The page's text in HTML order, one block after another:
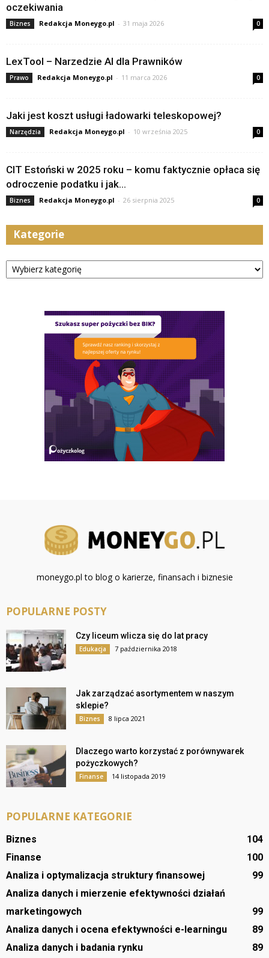
oczekiwania
Biznes Redakcja Moneygo.pl - 31 maja 2026 0
LexTool – Narzedzie AI dla Prawników
Prawo Redakcja Moneygo.pl - 11 marca 2026 0
Jaki jest koszt usługi ładowarki teleskopowej?
Narzędzia Redakcja Moneygo.pl - 10 września 2025 0
CIT Estoński w 2025 roku – komu faktycznie opłaca się
odroczenie podatku i jak...
Biznes Redakcja Moneygo.pl - 26 sierpnia 2025 0
Kategorie
Kategorie
moneygo.pl to blog o karierze, finansach i biznesie
POPULARNE POSTY
Czy liceum wlicza się do lat pracy
Edukacja 7 października 2018
Jak zarządzać asortymentem w naszym
sklepie?
Biznes 8 lipca 2021
Dlaczego warto korzystać z porównywarek
pożyczkowych?
Finanse 14 listopada 2019
POPULARNE KATEGORIE
Biznes
104
Finanse
100
Analiza i optymalizacja struktury finansowej
99
Analiza danych i mierzenie efektywności działań
marketingowych
99
Analiza danych i ocena efektywności e-learningu
89
Analiza danych i badania rynku
89